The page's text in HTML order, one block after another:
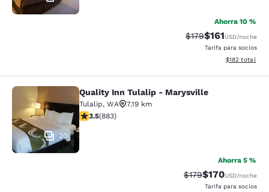
Ahorra 10 %
Tarifa tachada:
$179Tarifa reducida:
$161USD/noche
Tarifa para socios
Ver detalles
$182 total
Quality Inn Tulalip - Marysville
20
Quality Inn Tulalip - Marysville
Tulalip, WA
7.19 km
Calificación de 3.53 estrellas. Bueno. 883 reseñas
3.5(883)
Ahorra 5 %
Tarifa tachada:
$179Tarifa reducida:
$170USD/noche
Tarifa para socios